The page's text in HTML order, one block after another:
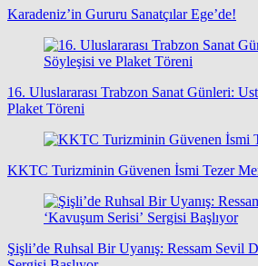
Karadeniz’in Gururu Sanatçılar Ege’de!
16. Uluslararası Trabzon Sanat Günleri:
Plaket Töreni
KKTC Turizminin Güvenen İsmi Tezer
Şişli’de Ruhsal Bir Uyanış: Ressam Sevil